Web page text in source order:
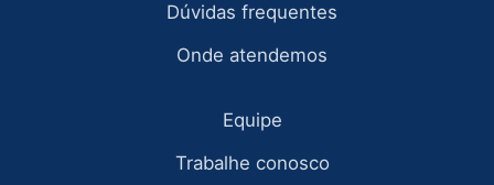
Dúvidas frequentes
Onde atendemos
Equipe
Trabalhe conosco